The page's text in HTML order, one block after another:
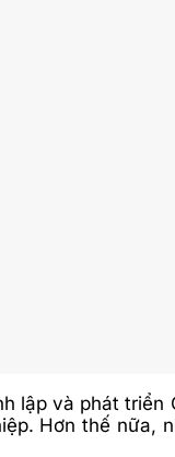
lập và phát
Hơn thế nữa,